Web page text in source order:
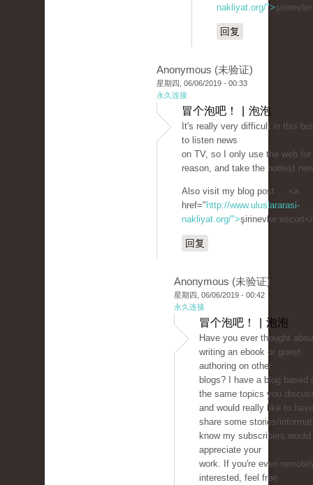
nakliyat.org/">
回复
Anonymous (未验证)
星期四, 06/06/2019 - 00:33
永久连接
冒个泡吧！ | 泡泡
It's really very difficult in this
to listen news
on TV, so I only use the web for
reason, and take the hottest
Also visit my blog post ... <a
href=" http://www.uluslararasi-
nakliyat.org/">şirinevler
回复
Anonymous (未验证)
星期四, 06/06/2019 - 00:42
永久连接
冒个泡吧！ | 泡泡
Have you ever thought
writing an ebook or guest
authoring on other
blogs? I have a blog based
the same topics you
and would really like to
share some stories/
know my subscribers would
appreciate your
work. If you're even
interested, feel free